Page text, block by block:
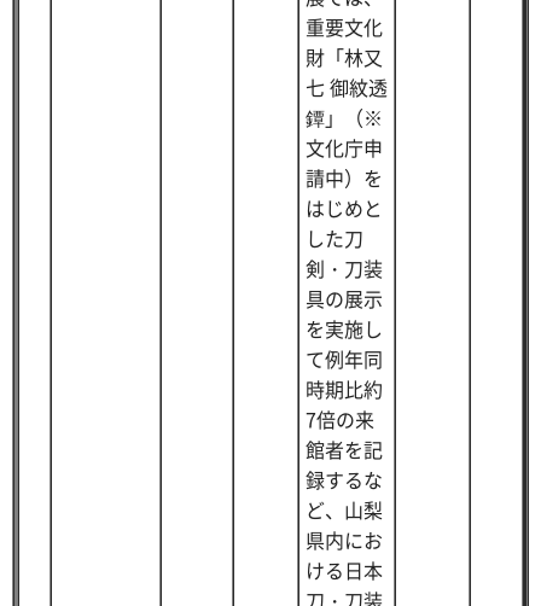
重要文化
財「林又
七 御紋透
鐔」（※
文化庁申
請中）を
はじめと
した刀
剣・刀装
具の展示
を実施し
て例年同
時期比約
7倍の来
館者を記
録するな
ど、山梨
県内にお
ける日本
刀・刀装